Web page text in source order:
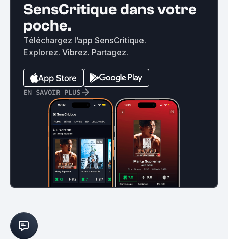
SensCritique dans votre
poche.
Téléchargez l’app SensCritique.
Explorez. Vibrez. Partagez.
EN SAVOIR PLUS